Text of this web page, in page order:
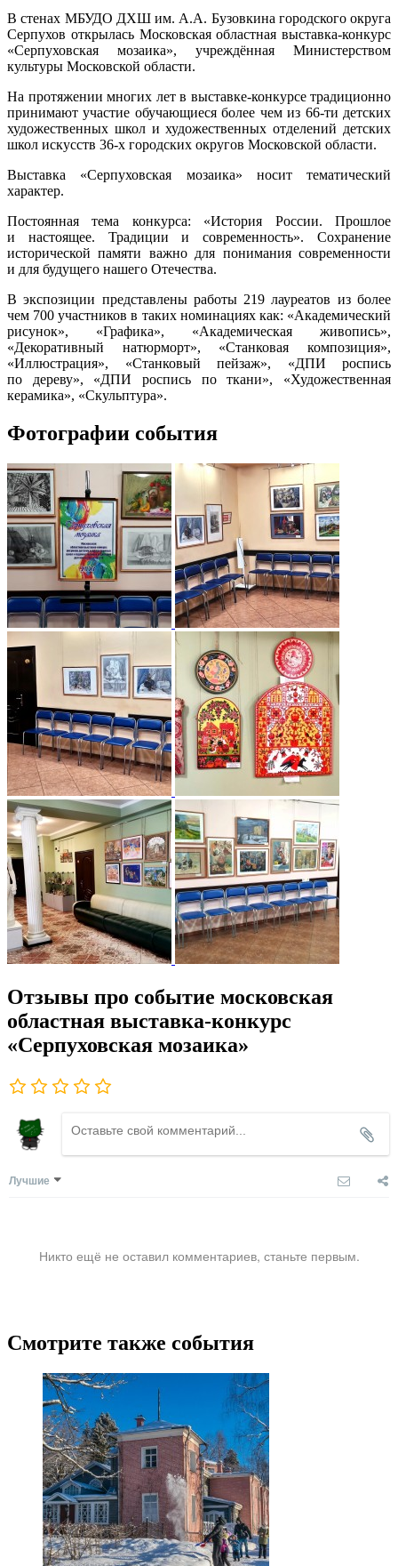
В стенах МБУДО ДХШ им. А.А. Бузовкина городского округа
Серпухов открылась Московская областная выставка-конкурс
«Серпуховская мозаика», учреждённая Министерством
культуры Московской области.
На протяжении многих лет в выставке-конкурсе традиционно
принимают участие обучающиеся более чем из 66-ти детских
художественных школ и художественных отделений детских
школ искусств 36-х городских округов Московской области.
Выставка «Серпуховская мозаика» носит тематический
характер.
Постоянная тема конкурса: «История России. Прошлое
и настоящее. Традиции и современность». Сохранение
исторической памяти важно для понимания современности
и для будущего нашего Отечества.
В экспозиции представлены работы 219 лауреатов из более
чем 700 участников в таких номинациях как: «Академический
рисунок», «Графика», «Академическая живопись»,
«Декоративный натюрморт», «Станковая композиция»,
«Иллюстрация», «Станковый пейзаж», «ДПИ роспись
по дереву», «ДПИ роспись по ткани», «Художественная
керамика», «Скульптура».
Фотографии события
Отзывы про событие московская
областная выставка-конкурс
«Серпуховская мозаика»
Лучшие
Никто ещё не оставил комментариев, станьте первым.
Смотрите также события